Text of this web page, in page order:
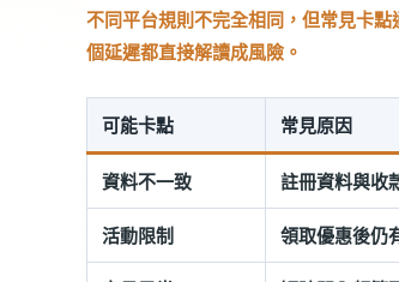
不同平台規則不完全相同，但常見卡
個延遲都直接解讀成風險。
可能卡點 常見原因
資料不一致 註冊資料與收
活動限制 領取優惠後仍